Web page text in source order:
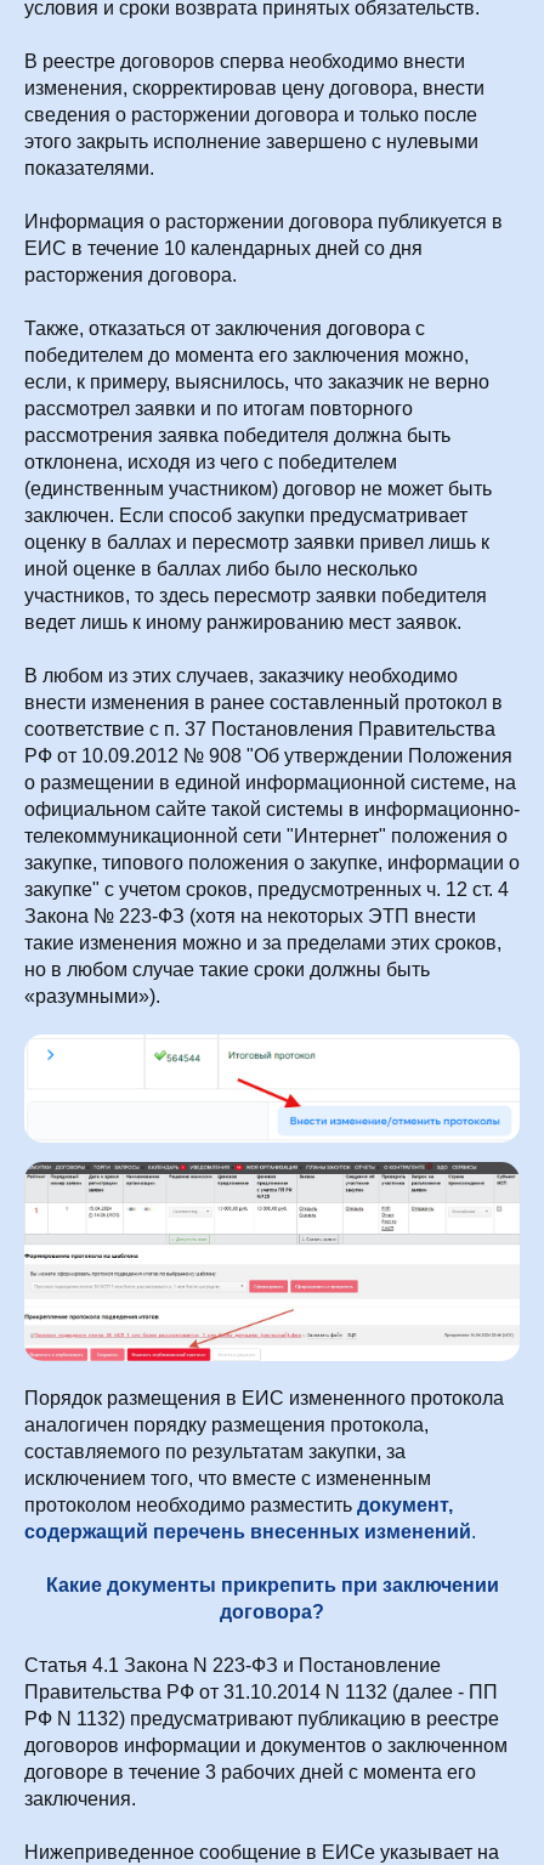
условия и сроки возврата принятых обязательств.
В реестре договоров сперва необходимо внести
изменения, скорректировав цену договора, внести
сведения о расторжении договора и только после
этого закрыть исполнение завершено с нулевыми
показателями.
Информация о расторжении договора публикуется в
ЕИС в течение 10 календарных дней со дня
расторжения договора.
Также, отказаться от заключения договора с
победителем до момента его заключения можно,
если, к примеру, выяснилось, что заказчик не верно
рассмотрел заявки и по итогам повторного
рассмотрения заявка победителя должна быть
отклонена, исходя из чего с победителем
(единственным участником) договор не может быть
заключен. Если способ закупки предусматривает
оценку в баллах и пересмотр заявки привел лишь к
иной оценке в баллах либо было несколько
участников, то здесь пересмотр заявки победителя
ведет лишь к иному ранжированию мест заявок.
В любом из этих случаев, заказчику необходимо
внести изменения в ранее составленный протокол в
соответствие с п. 37 Постановления Правительства
РФ от 10.09.2012 № 908 "Об утверждении Положения
о размещении в единой информационной системе, на
официальном сайте такой системы в информационно-
телекоммуникационной сети "Интернет" положения о
закупке, типового положения о закупке, информации о
закупке" с учетом сроков, предусмотренных ч. 12 ст. 4
Закона № 223-ФЗ (хотя на некоторых ЭТП внести
такие изменения можно и за пределами этих сроков,
но в любом случае такие сроки должны быть
«разумными»).
Порядок размещения в ЕИС измененного протокола
аналогичен порядку размещения протокола,
составляемого по результатам закупки, за
исключением того, что вместе с измененным
протоколом необходимо разместить документ,
содержащий перечень внесенных изменений.
Какие документы прикрепить при заключении
договора?
Статья 4.1 Закона N 223-ФЗ и Постановление
Правительства РФ от 31.10.2014 N 1132 (далее - ПП
РФ N 1132) предусматривают публикацию в реестре
договоров информации и документов о заключенном
договоре в течение 3 рабочих дней с момента его
заключения.
Нижеприведенное сообщение в ЕИСе указывает на